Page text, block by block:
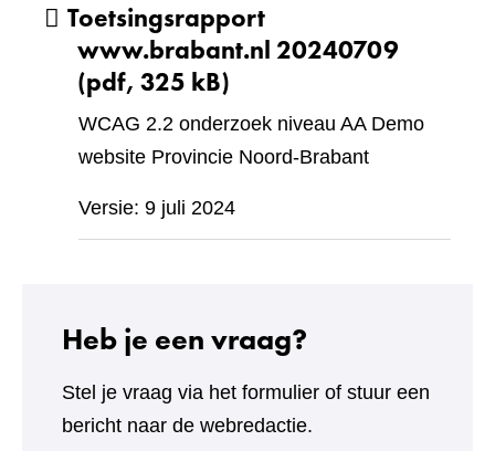
Toetsingsrapport
www.brabant.nl 20240709
(pdf, 325 kB)
WCAG 2.2 onderzoek niveau AA Demo
website Provincie Noord-Brabant
Versie: 9 juli 2024
Heb je een vraag?
Stel je vraag via het formulier of stuur een
bericht naar de webredactie.